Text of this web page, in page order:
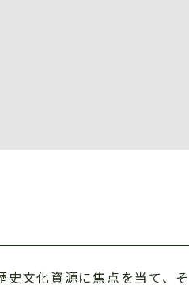
文化資源に焦点を当て、そ